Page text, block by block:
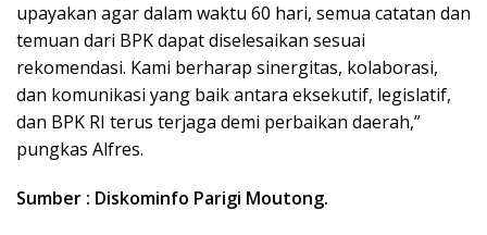
upayakan agar dalam waktu 60 hari, semua catatan dan
temuan dari BPK dapat diselesaikan sesuai
rekomendasi. Kami berharap sinergitas, kolaborasi,
dan komunikasi yang baik antara eksekutif, legislatif,
dan BPK RI terus terjaga demi perbaikan daerah,”
pungkas Alfres.
Sumber : Diskominfo Parigi Moutong.